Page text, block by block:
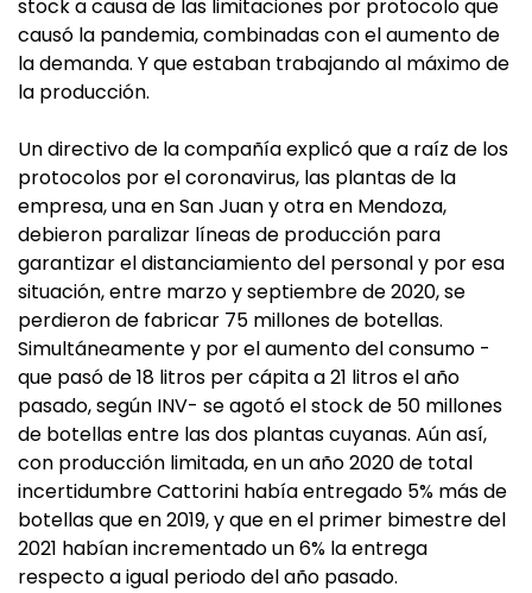
stock a causa de las limitaciones por protocolo que
causó la pandemia, combinadas con el aumento de
la demanda. Y que estaban trabajando al máximo de
la producción.
Un directivo de la compañía explicó que a raíz de los
protocolos por el coronavirus, las plantas de la
empresa, una en San Juan y otra en Mendoza,
debieron paralizar líneas de producción para
garantizar el distanciamiento del personal y por esa
situación, entre marzo y septiembre de 2020, se
perdieron de fabricar 75 millones de botellas.
Simultáneamente y por el aumento del consumo -
que pasó de 18 litros per cápita a 21 litros el año
pasado, según INV- se agotó el stock de 50 millones
de botellas entre las dos plantas cuyanas. Aún así,
con producción limitada, en un año 2020 de total
incertidumbre Cattorini había entregado 5% más de
botellas que en 2019, y que en el primer bimestre del
2021 habían incrementado un 6% la entrega
respecto a igual periodo del año pasado.